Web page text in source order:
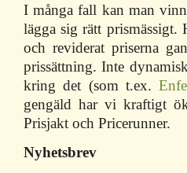
I många fall kan man
lägga sig rätt prismässigt.
och reviderat priserna
prissättning. Inte
kring det (som t.ex.
gengäld har vi kraftigt
Prisjakt och Pricerunner.
Nyhetsbrev